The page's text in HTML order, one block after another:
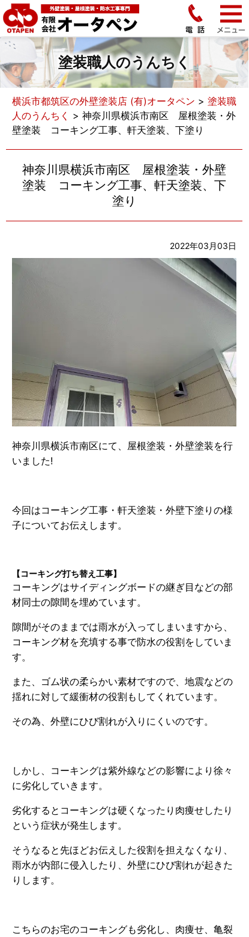
塗装職人のうんちく
横浜市都筑区の外壁塗装店 (有)オータペン > 塗装職
人のうんちく > 神奈川県横浜市南区 屋根塗装・外
壁塗装 コーキング工事、軒天塗装、下塗り
神奈川県横浜市南区 屋根塗装・外壁
塗装 コーキング工事、軒天塗装、下
塗り
2022年03月03日
神奈川県横浜市南区にて、屋根塗装・外壁塗装を行
いました!
今回はコーキング工事・軒天塗装・外壁下塗りの様
子についてお伝えします。
【コーキング打ち替え工事】
コーキングはサイディングボードの継ぎ目などの部
材同士の隙間を埋めています。
隙間がそのままでは雨水が入ってしまいますから、
コーキング材を充填する事で防水の役割をしていま
す。
また、ゴム状の柔らかい素材ですので、地震などの
揺れに対して緩衝材の役割もしてくれています。
その為、外壁にひび割れが入りにくいのです。
しかし、コーキングは紫外線などの影響により徐々
に劣化していきます。
劣化するとコーキングは硬くなったり肉痩せしたり
という症状が発生します。
そうなると先ほどお伝えした役割を担えなくなり、
雨水が内部に侵入したり、外壁にひび割れが起きた
りします。
こちらのお宅のコーキングも劣化し、肉痩せ、亀裂